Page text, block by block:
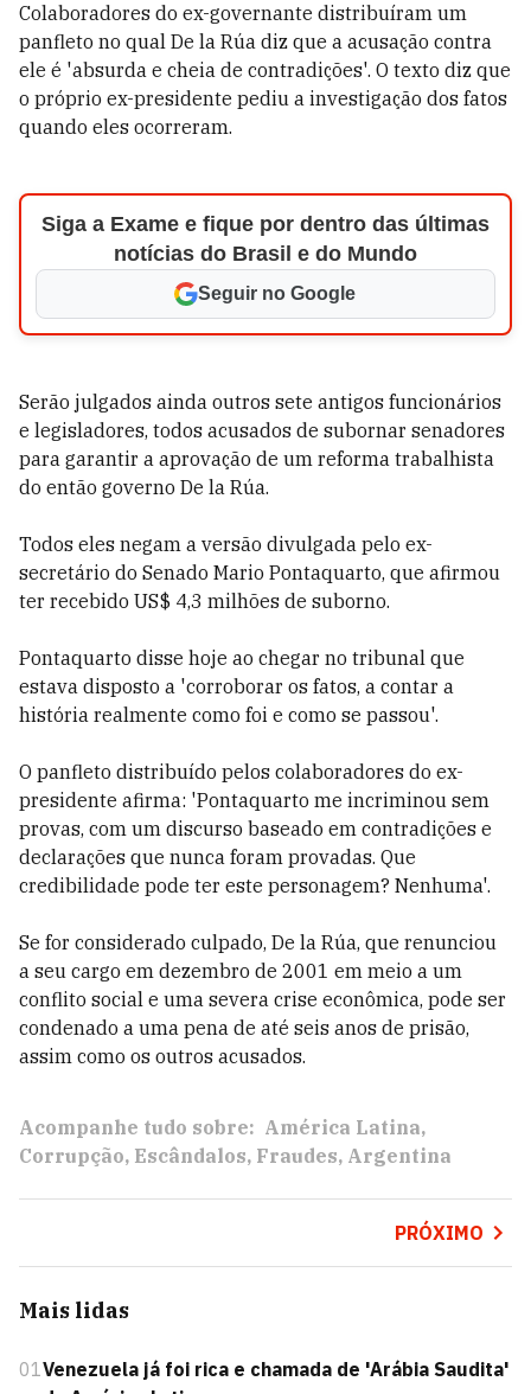
Colaboradores do ex-governante distribuíram um
panfleto no qual De la Rúa diz que a acusação contra
ele é 'absurda e cheia de contradições'. O texto diz que
o próprio ex-presidente pediu a investigação dos fatos
quando eles ocorreram.
Siga a Exame e fique por dentro das últimas
notícias do Brasil e do Mundo
Seguir no Google
Serão julgados ainda outros sete antigos funcionários
e legisladores, todos acusados de subornar senadores
para garantir a aprovação de um reforma trabalhista
do então governo De la Rúa.
Todos eles negam a versão divulgada pelo ex-
secretário do Senado Mario Pontaquarto, que afirmou
ter recebido US$ 4,3 milhões de suborno.
Pontaquarto disse hoje ao chegar no tribunal que
estava disposto a 'corroborar os fatos, a contar a
história realmente como foi e como se passou'.
O panfleto distribuído pelos colaboradores do ex-
presidente afirma: 'Pontaquarto me incriminou sem
provas, com um discurso baseado em contradições e
declarações que nunca foram provadas. Que
credibilidade pode ter este personagem? Nenhuma'.
Se for considerado culpado, De la Rúa, que renunciou
a seu cargo em dezembro de 2001 em meio a um
conflito social e uma severa crise econômica, pode ser
condenado a uma pena de até seis anos de prisão,
assim como os outros acusados.
Acompanhe tudo sobre: América Latina
Corrupção Escândalos Fraudes Argentina
PRÓXIMO
Mais lidas
01Venezuela já foi rica e chamada de 'Arábia Saudita'